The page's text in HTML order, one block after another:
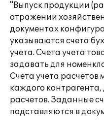
"Выпуск продукции
отражении
документах
указываются счета
учета. Счета учета
задавать для
Счета учета расчетов
каждого
расчетов. Заданные
подставляются в